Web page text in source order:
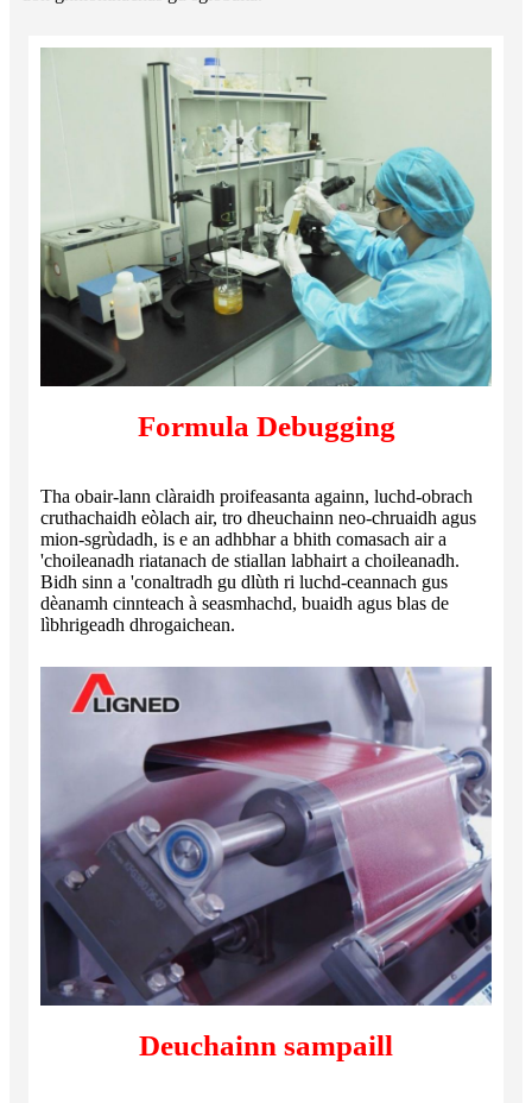
Formula Debugging
Tha obair-lann clàraidh proifeasanta againn, luchd-obrach
cruthachaidh eòlach air, tro dheuchainn neo-chruaidh agus
mion-sgrùdadh, is e an adhbhar a bhith comasach air a
'choileanadh riatanach de stiallan labhairt a choileanadh.
Bidh sinn a 'conaltradh gu dlùth ri luchd-ceannach gus
dèanamh cinnteach à seasmhachd, buaidh agus blas de
lìbhrigeadh dhrogaichean.
Deuchainn sampaill